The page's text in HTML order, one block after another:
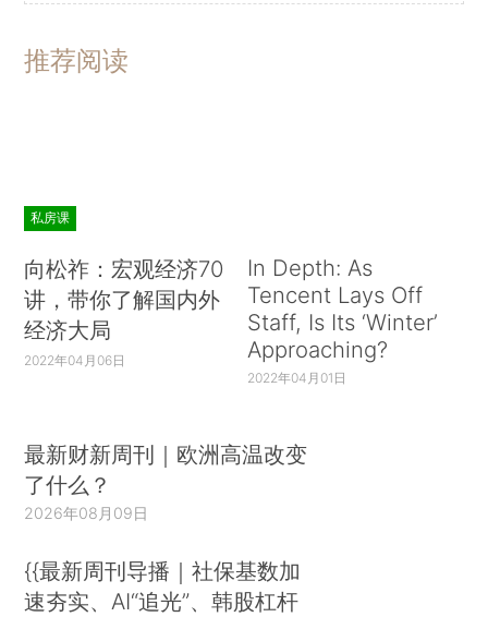
推荐阅读
私房课
向松祚：宏观经济70
讲，带你了解国内外
经济大局
2022年04月06日
In Depth: As
Tencent Lays Off
Staff, Is Its ‘Winter’
Approaching?
2022年04月01日
最新财新周刊｜欧洲高温改变
了什么？
2026年08月09日
{{最新周刊导播｜社保基数加
速夯实、AI“追光”、韩股杠杆